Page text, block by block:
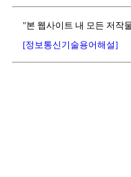
"본 웹사이트 내 모든 저작
[정보통신기술용어해설]